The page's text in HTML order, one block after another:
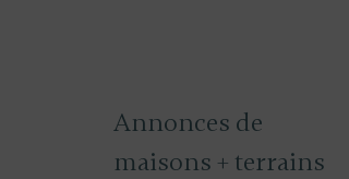
Annonces de
maisons + terrains